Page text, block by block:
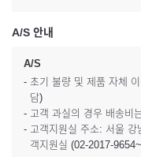
A/S 안내
A/S
- 초기 불량 및 제품 자체
담)
- 고객 과실의 경우 배송비
- 고객지원실 주소: 서울
객지원실 (02-2017-